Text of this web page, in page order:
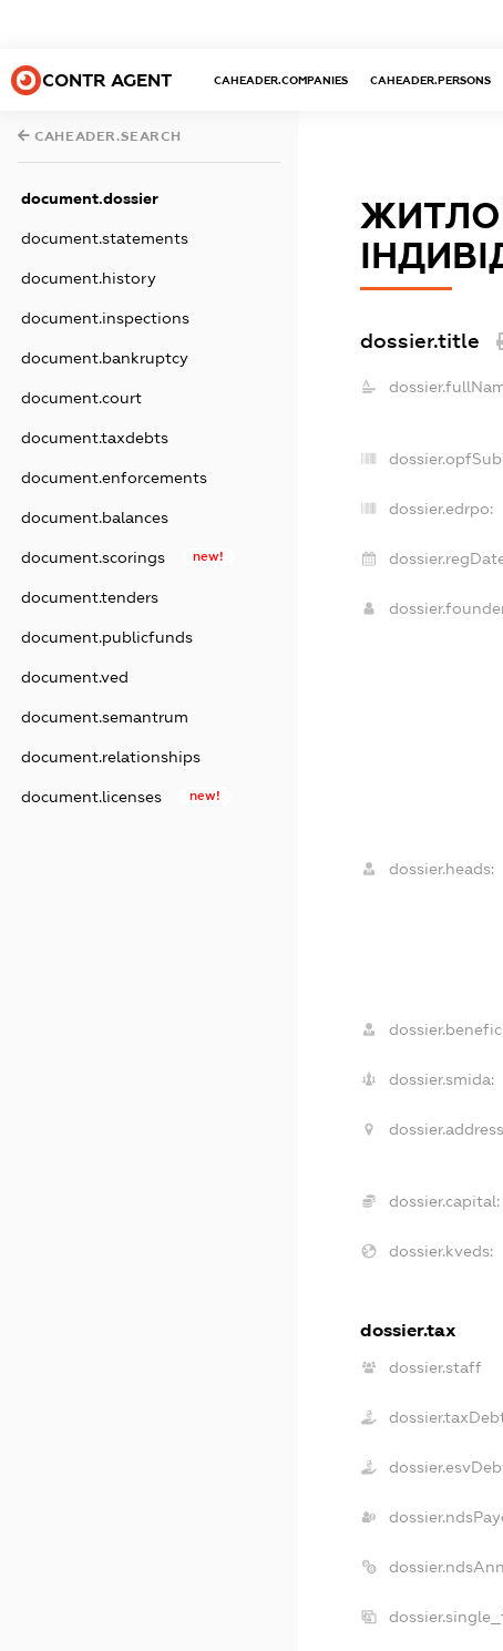
CONTR AGENT CAHEADER.COMPANIES CAHEADER.PERSONS
CAHEADER.SEARCH
document.dossier
document.statements
document.history
document.inspections
document.bankruptcy
document.court
document.taxdebts
document.enforcements
document.balances
document.scorings new!
document.tenders
document.publicfunds
document.ved
document.semantrum
document.relationships
document.licenses new!
dossier.title
dossier.edrpo:
dossier.heads:
dossier.smida:
dossier.capital:
dossier.kveds:
dossier.tax
dossier.staff